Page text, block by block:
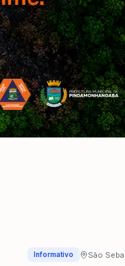
Informativo São